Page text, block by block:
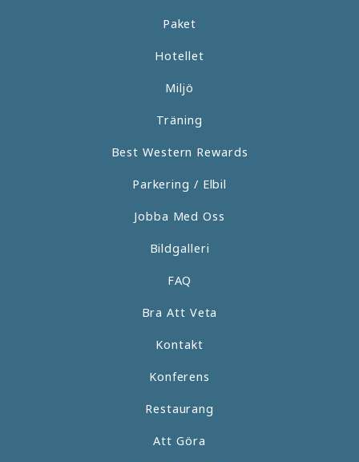
Paket
Hotellet
Miljö
Träning
Best Western Rewards
Parkering / Elbil
Jobba Med Oss
Bildgalleri
FAQ
Bra Att Veta
Kontakt
Konferens
Restaurang
Att Göra